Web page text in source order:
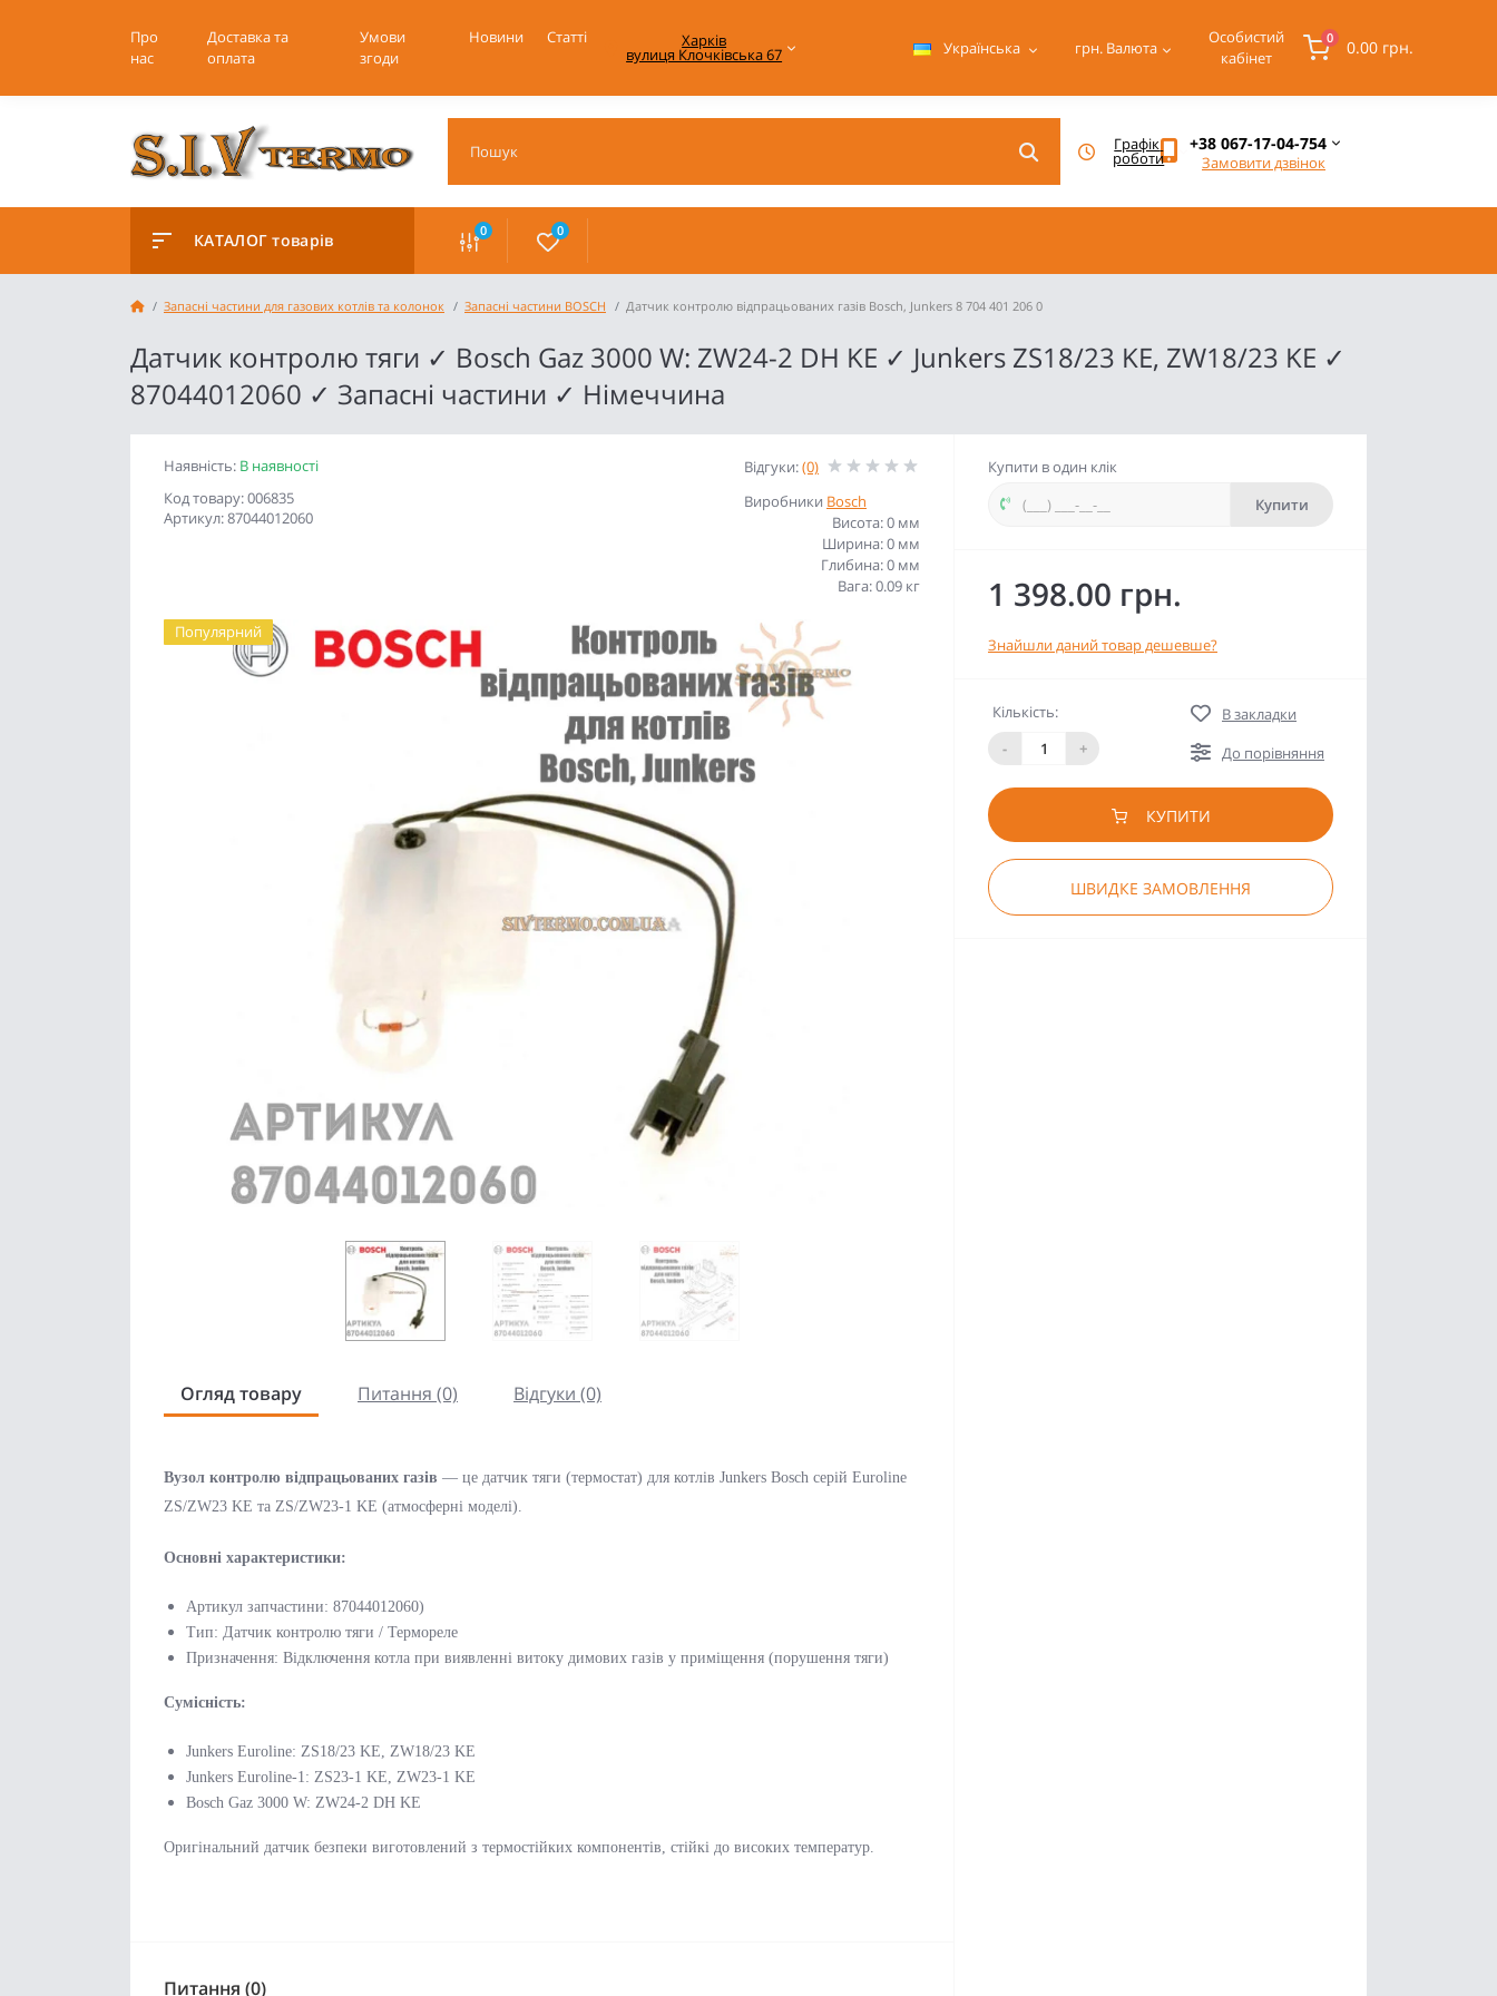
Про
нас
Доставка та
оплата
Умови
згоди
Новини Статті Харків
вулиця Клочківська 67 Українська грн. Валюта
Особистий
кабінет
0 0.00 грн.
Графік
роботи
+38 067-17-04-754
Замовити дзвінок
КАТАЛОГ товарів 0 0
Запасні частини для газових котлів та колонок Запасні частини BOSCH Датчик контролю відпрацьованих газів Bosch, Junkers 8 704 401 206 0
Датчик контролю тяги ✓ Bosch Gaz 3000 W: ZW24-2 DH KE ✓ Junkers ZS18/23 KE, ZW18/23 KE ✓
87044012060 ✓ Запасні частини ✓ Німеччина
Наявність: В наявності
Код товару: 006835
Артикул: 87044012060
Відгуки:(0)
Виробники Bosch
Висота: 0 мм
Ширина: 0 мм
Глибина: 0 мм
Вага: 0.09 кг
Популярний
Огляд товару Питання (0) Відгуки (0)
Вузол контролю відпрацьованих газів — це датчик тяги (термостат) для котлів Junkers Bosch серій Euroline
ZS/ZW23 KE та ZS/ZW23-1 KE (атмосферні моделі).
Основні характеристики:
Артикул запчастини: 87044012060)
Тип: Датчик контролю тяги / Термореле
Призначення: Відключення котла при виявленні витоку димових газів у приміщення (порушення тяги)
Сумісність:
Junkers Euroline: ZS18/23 KE, ZW18/23 KE
Junkers Euroline-1: ZS23-1 KE, ZW23-1 KE
Bosch Gaz 3000 W: ZW24-2 DH KE
Оригінальний датчик безпеки виготовлений з термостійких компонентів, стійкі до високих температур.
Питання (0)
Купити в один клік
Купити
1 398.00 грн.
Знайшли даний товар дешевше?
Кількість:
-
+
В закладки
До порівняння
КУПИТИ
ШВИДКЕ ЗАМОВЛЕННЯ